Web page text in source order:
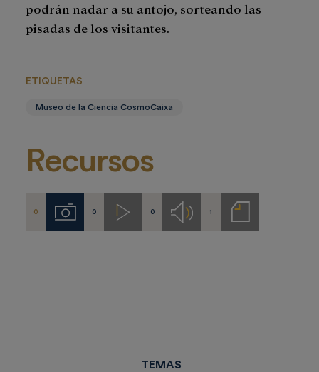
podrán nadar a su antojo, sorteando las
pisadas de los visitantes.
ETIQUETAS
Museo de la Ciencia CosmoCaixa
Recursos
0 Imágenes
0 Videos
0 Audios1
Notas
de
TEMAS